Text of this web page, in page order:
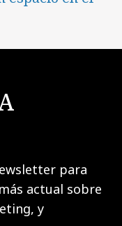
para
actual sobre
y